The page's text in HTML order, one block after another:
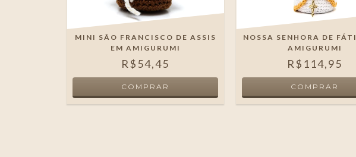
MINI SÃO FRANCISCO DE ASSIS
EM AMIGURUMI
R$54,45
NOSSA SENHORA DE
AMIGURUMI
R$114,95